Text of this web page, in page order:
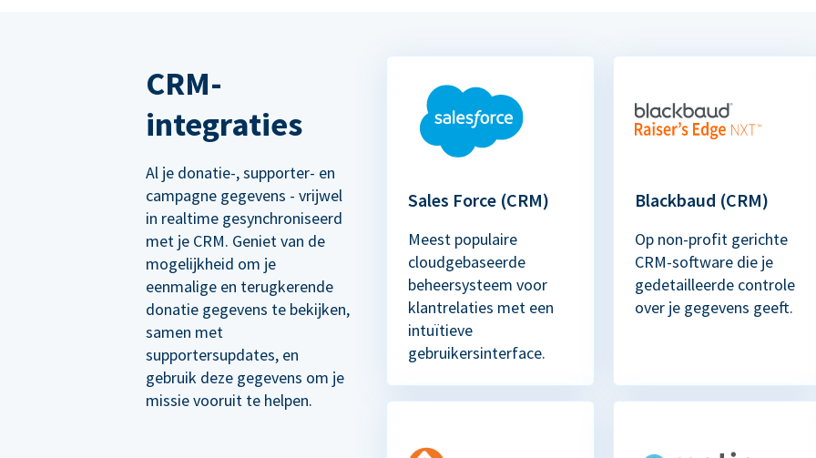
CRM-
integraties
Al je donatie-, supporter- en
campagne gegevens - vrijwel
in realtime gesynchroniseerd
met je CRM. Geniet van de
mogelijkheid om je
eenmalige en terugkerende
donatie gegevens te bekijken,
samen met
supportersupdates, en
gebruik deze gegevens om je
missie vooruit te helpen.
Sales Force (CRM)
Meest populaire
cloudgebaseerde
beheersysteem voor
klantrelaties met een
intuïtieve
gebruikersinterface.
Blackbaud (CRM)
Op non-profit gerichte
CRM-software die je
gedetailleerde controle
over je gegevens geeft.